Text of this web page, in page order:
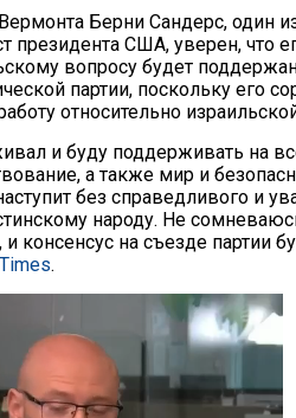
Берни Сандерс, один
президента США, уверен, что
вопросу будет
партии, поскольку его
относительно
и буду поддерживать на
а также мир и
без справедливого и
народу. Не
на съезде партии
.